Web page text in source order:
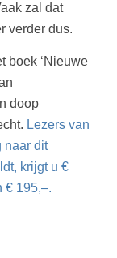
zal dat
verder dus.
boek ‘Nieuwe
doop
Lezers van
naar dit
krijgt u €
€ 195,–.